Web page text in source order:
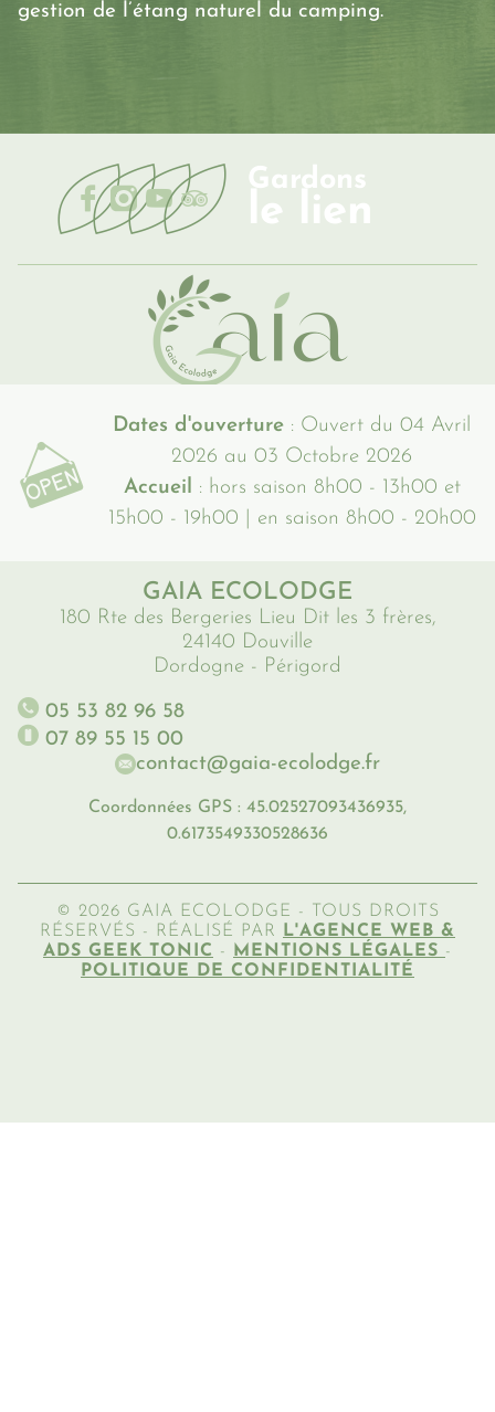
gestion de l’étang naturel du camping.
Gardons
le lien
Dates d'ouverture : Ouvert du 04 Avril
2026 au 03 Octobre 2026
Accueil
: hors saison 8h00 - 13h00 et
15h00 - 19h00 | en saison 8h00 - 20h00
GAIA ECOLODGE
180 Rte des Bergeries Lieu Dit les 3 frères,
24140 Douville
Dordogne - Périgord
05 53 82 96 58
07 89 55 15 00
contact@gaia-ecolodge.fr
Coordonnées GPS : 45.02527093436935,
0.6173549330528636
© 2026 GAIA ECOLODGE - TOUS DROITS
RÉSERVÉS - RÉALISÉ PAR
L'AGENCE WEB &
ADS GEEK TONIC - MENTIONS LÉGALES -
POLITIQUE DE CONFIDENTIALITÉ